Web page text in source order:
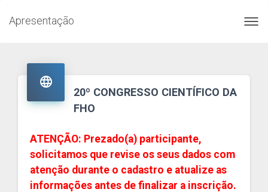
Apresentação

20º CONGRESSO CIENTÍFICO DA
FHO
ATENÇÃO: Prezado(a) participante,
solicitamos que revise os seus dados com
atenção durante o cadastro e atualize as
informações antes de finalizar a inscrição.